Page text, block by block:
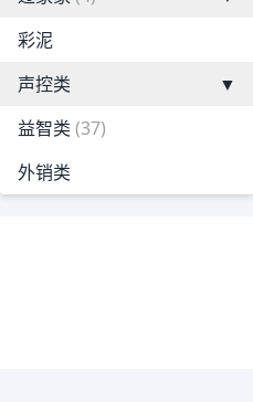
彩泥
声控类
▼
益智类 (37)
外销类